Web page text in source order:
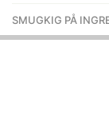
SMUGKIG PÅ